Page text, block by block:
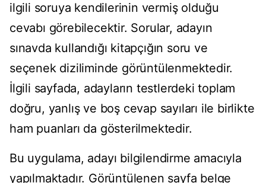
ilgili soruya kendilerinin vermiş olduğu
cevabı görebilecektir. Sorular, adayın
sınavda kullandığı kitapçığın soru ve
seçenek diziliminde görüntülenmektedir.
İlgili sayfada, adayların testlerdeki toplam
doğru, yanlış ve boş cevap sayıları ile birlikte
ham puanları da gösterilmektedir.
Bu uygulama, adayı bilgilendirme amacıyla
yapılmaktadır. Görüntülenen sayfa belge